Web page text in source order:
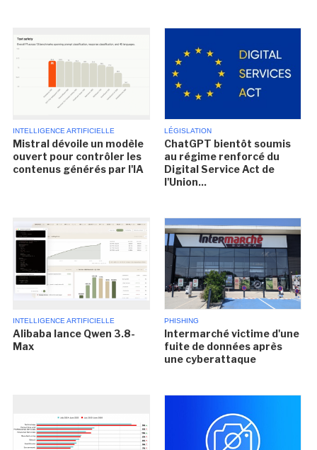
INTELLIGENCE ARTIFICIELLE
Mistral dévoile un modèle
ouvert pour contrôler les
contenus générés par l'IA
LÉGISLATION
ChatGPT bientôt soumis
au régime renforcé du
Digital Service Act de
l'Union...
INTELLIGENCE ARTIFICIELLE
Alibaba lance Qwen 3.8-
Max
PHISHING
Intermarché victime d'une
fuite de données après
une cyberattaque